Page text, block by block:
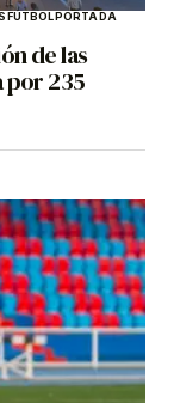
FÚTBOLPORTADA
de las
por 235